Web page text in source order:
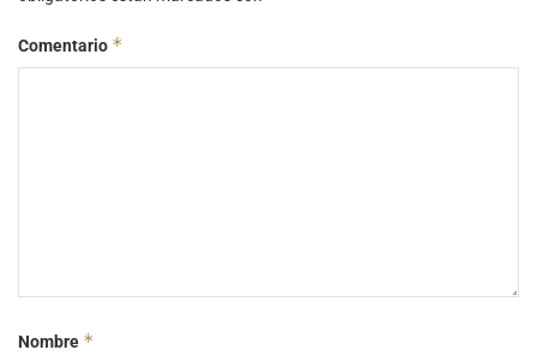
Comentario *
Nombre *